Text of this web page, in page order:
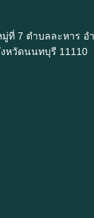
มู่ที่ 7 ตำบลละหาร อ
หวัดนนทบุรี 11110